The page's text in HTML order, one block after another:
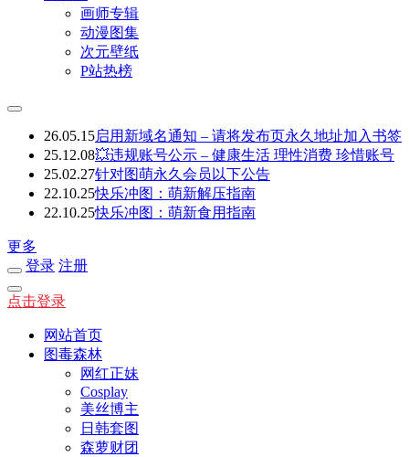
画师专辑
动漫图集
次元壁纸
P站热榜
26.05.15启用新域名通知 – 请将发布页永久地址加入书签
25.12.08💥违规账号公示 – 健康生活 理性消费 珍惜账号
25.02.27针对图萌永久会员以下公告
22.10.25快乐冲图：萌新解压指南
22.10.25快乐冲图：萌新食用指南
更多
登录 注册
点击登录
网站首页
图毒森林
网红正妹
Cosplay
美丝博主
日韩套图
森萝财团